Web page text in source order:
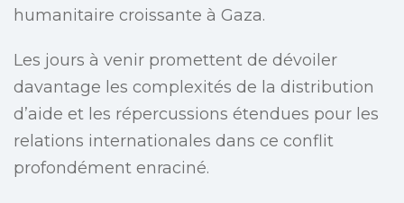
humanitaire croissante à Gaza.
Les jours à venir promettent de dévoiler
davantage les complexités de la distribution
d’aide et les répercussions étendues pour les
relations internationales dans ce conflit
profondément enraciné.